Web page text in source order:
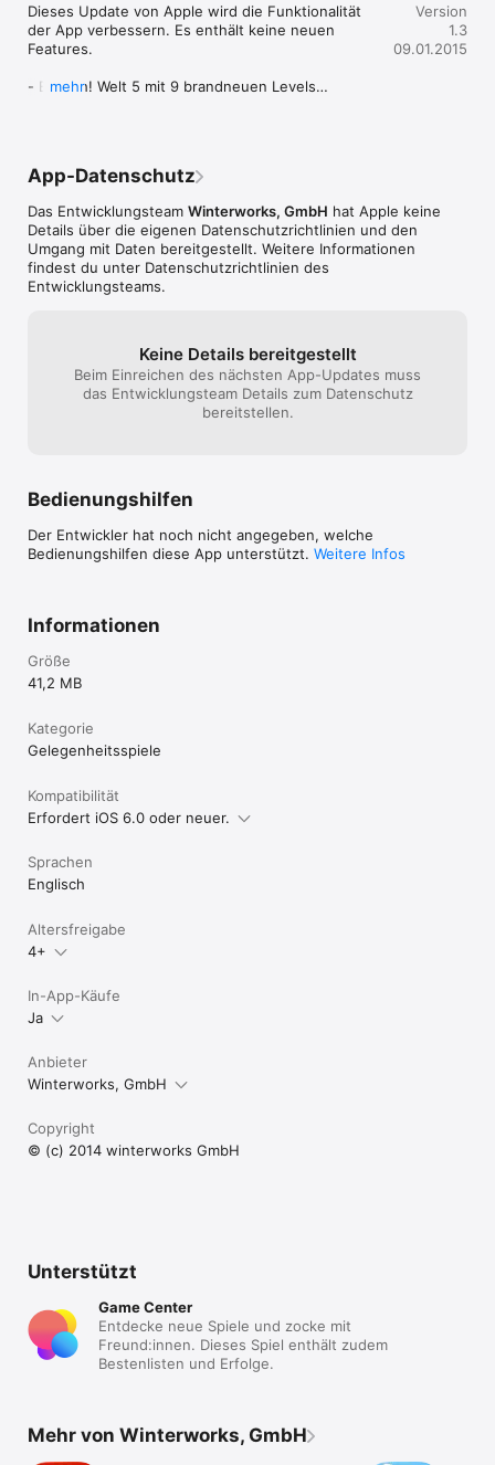
Dieses Update von Apple wird die Funktionalität
der App verbessern. Es enthält keine neuen
Features.
- Endlich! Welt 5 mit 9 brandneuen Levels
- kleinere Fehler behoben
mehr
Version
1.3
09.01.2015
App-Datenschutz
Das Entwicklungsteam Winterworks, GmbH hat Apple keine
Details über die eigenen Datenschutzrichtlinien und den
Umgang mit Daten bereitgestellt. Weitere Informationen
findest du unter Datenschutzrichtlinien des
Entwicklungsteams.
Keine Details bereitgestellt
Beim Einreichen des nächsten App-Updates muss
das Entwicklungsteam Details zum Datenschutz
bereitstellen.
Bedienungshilfen
Der Entwickler hat noch nicht angegeben, welche
Bedienungshilfen diese App unterstützt. Weitere Infos
Informationen
Größe
41,2 MB
Kategorie
Gelegenheits­spiele
Kompatibilität
Erfordert iOS 6.0 oder neuer.
Sprachen
Englisch
Altersfreigabe
4+
In-App-Käufe
Ja
Anbieter
Winterworks, GmbH
Copyright
© (c) 2014 winterworks GmbH
Unterstützt
Game Center
Entdecke neue Spiele und zocke mit
Freund:innen. Dieses Spiel enthält zudem
Bestenlisten und Erfolge.
Mehr von Winterworks, GmbH